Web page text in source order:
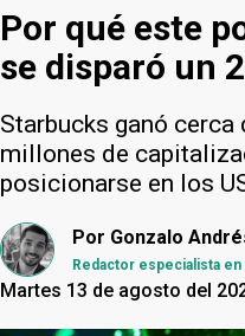
Por qué este
se disparó un
Starbucks ganó cerca
millones de
posicionarse en los
Por Gonzalo
Redactor especialista
Martes 13 de agosto del